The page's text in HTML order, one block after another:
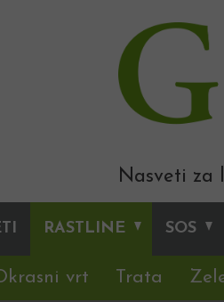
Nasveti za
RASTLINE SOS
vrt Trata